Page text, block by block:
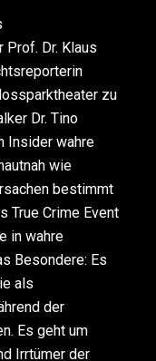
Dr. Klaus
zu
Dr. Tino
Insider wahre
wie
bestimmt
True Crime Event
in wahre
Besondere: Es
als
der
Es geht um
Irrtümer der